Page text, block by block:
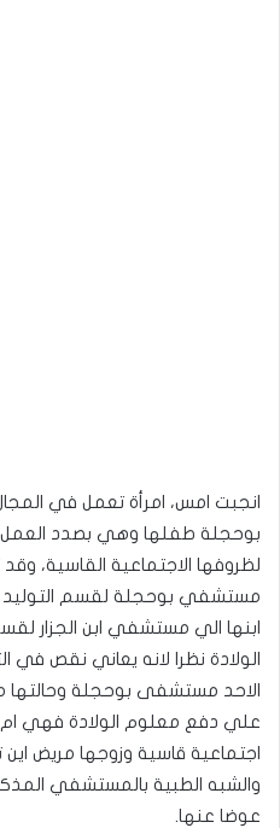
انجبت امس، امرأة تعمل في
بوحجلة طفلها وهي بصدد
لظروفها الاجتماعية القاسية،
مستشفي بوحجلة لقسم التوليد
ابنها الي مستشفي ابن الجزار
الولادة نظرا لانه يعاني نقص في
الاحد مستشفى بوحجلة وحالتها
اجتماعية قاسية وزوجها مريض
والشبه الطبية بالمستشفي
عوضا عنها.